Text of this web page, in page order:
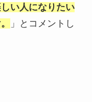
い人になりたい
」とコメントし